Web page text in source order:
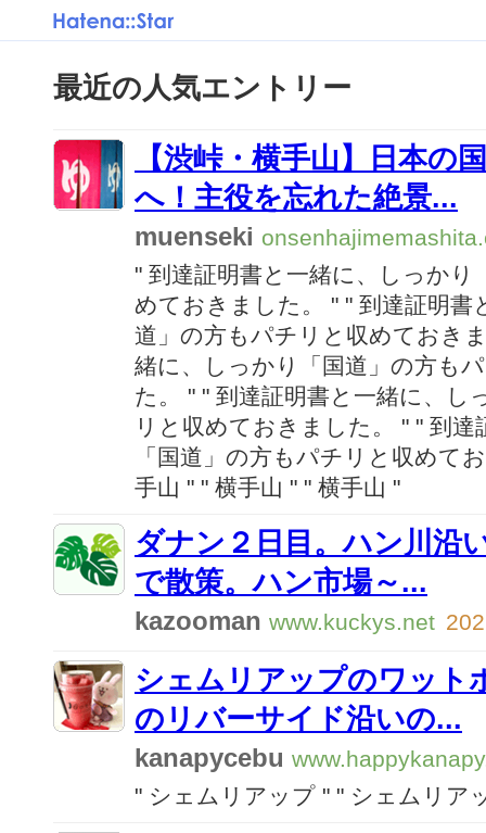
最近の人気エントリー
【渋峠・横手山】日本の
へ！主役を忘れた絶景...
muenseki
" 到達証明書と一緒に、しっか
めておきました。 " " 到達証明書
道」の方もパチリと収めておき
緒に、しっかり「国道」の方も
た。 " " 到達証明書と一緒に、し
リと収めておきました。 " " 到達
「国道」の方もパチリと収めて
手山 " " 横手山 " " 横手山 "
ダナン２日目。ハン川沿
で散策。ハン市場～...
kazooman www.kuckys.net
シェムリアップのワット
のリバーサイド沿いの...
kanapycebu
" シェムリアップ " " シェムリア